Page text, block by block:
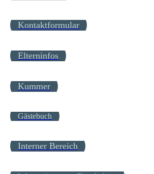
Kontaktformular
Elterninfos
Kummer
Gästebuch
Interner Bereich